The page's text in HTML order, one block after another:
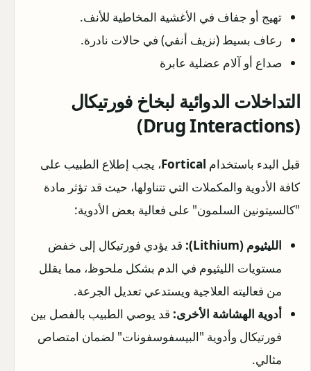
تهيج أو جفاف في الأغشية المخاطية للأنف.
رعاف بسيط (نزيف أنفي) في حالات نادرة.
صداع أو آلام عضلية عابرة
التداخلات الدوائية لبخاخ فورتيكال
(Drug Interactions)
قبل البدء باستخدام Fortical، يجب إطلاع الطبيب على
كافة الأدوية والمكملات التي تتناولها، حيث قد تؤثر مادة
"كالسيتونين السلمون" على فعالية بعض الأدوية:
الليثيوم (Lithium):
قد يؤدي فورتيكال إلى خفض
مستويات الليثيوم في الدم بشكل ملحوظ، مما يقلل
من فعاليته العلاجية ويستدعي تعديل الجرعة.
أدوية الهشاشة الأخرى: قد يوصي الطبيب بالفصل بين
فورتيكال وأدوية "البيسفوسفونات" لضمان امتصاص
مثالي.